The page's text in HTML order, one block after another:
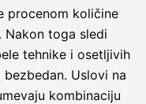
procenom količine
Nakon toga sledi
tehnike i osetljivih
Uslovi na
kombinaciju